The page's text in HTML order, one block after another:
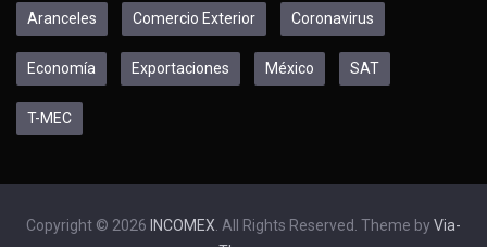
Aranceles Comercio Exterior Coronavirus
Economía Exportaciones México SAT
T-MEC
Copyright © 2026 INCOMEX. All Rights Reserved. Theme by Via-